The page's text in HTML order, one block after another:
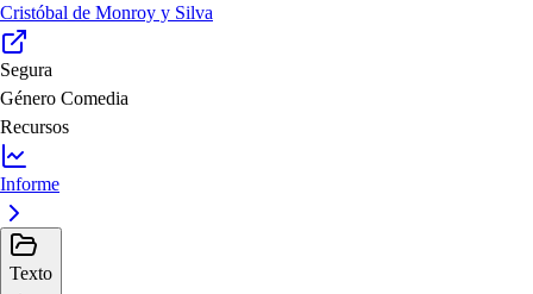
Cristóbal de Monroy y Silva
Segura
Género Comedia
Recursos
Informe
Texto